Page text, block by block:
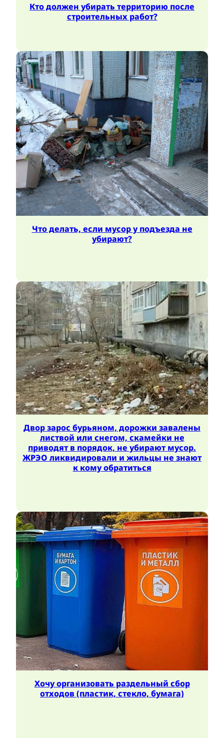
Кто должен убирать территорию после
строительных работ?
Что делать, если мусор у подъезда не
убирают?
Двор зарос бурьяном, дорожки завалены
листвой или снегом, скамейки не
приводят в порядок, не убирают мусор.
ЖРЭО ликвидировали и жильцы не знают
к кому обратиться
Хочу организовать раздельный сбор
отходов (пластик, стекло, бумага)